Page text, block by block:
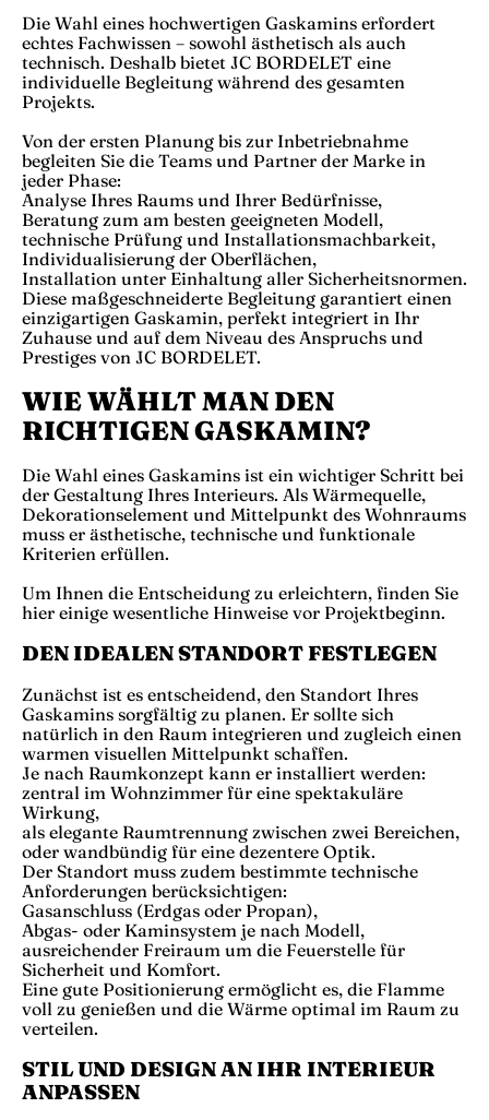
Die Wahl eines hochwertigen Gaskamins erfordert
echtes Fachwissen – sowohl ästhetisch als auch
technisch. Deshalb bietet JC BORDELET eine
individuelle Begleitung während des gesamten
Projekts.
Von der ersten Planung bis zur Inbetriebnahme
begleiten Sie die Teams und Partner der Marke in
jeder Phase:
Analyse Ihres Raums und Ihrer Bedürfnisse,
Beratung zum am besten geeigneten Modell,
technische Prüfung und Installationsmachbarkeit,
Individualisierung der Oberflächen,
Installation unter Einhaltung aller Sicherheitsnormen.
Diese maßgeschneiderte Begleitung garantiert einen
einzigartigen Gaskamin, perfekt integriert in Ihr
Zuhause und auf dem Niveau des Anspruchs und
Prestiges von JC BORDELET.
WIE WÄHLT MAN DEN
RICHTIGEN GASKAMIN?
Die Wahl eines Gaskamins ist ein wichtiger Schritt bei
der Gestaltung Ihres Interieurs. Als Wärmequelle,
Dekorationselement und Mittelpunkt des Wohnraums
muss er ästhetische, technische und funktionale
Kriterien erfüllen.
Um Ihnen die Entscheidung zu erleichtern, finden Sie
hier einige wesentliche Hinweise vor Projektbeginn.
DEN IDEALEN STANDORT FESTLEGEN
Zunächst ist es entscheidend, den Standort Ihres
Gaskamins sorgfältig zu planen. Er sollte sich
natürlich in den Raum integrieren und zugleich einen
warmen visuellen Mittelpunkt schaffen.
Je nach Raumkonzept kann er installiert werden:
zentral im Wohnzimmer für eine spektakuläre
Wirkung,
als elegante Raumtrennung zwischen zwei Bereichen,
oder wandbündig für eine dezentere Optik.
Der Standort muss zudem bestimmte technische
Anforderungen berücksichtigen:
Gasanschluss (Erdgas oder Propan),
Abgas- oder Kaminsystem je nach Modell,
ausreichender Freiraum um die Feuerstelle für
Sicherheit und Komfort.
Eine gute Positionierung ermöglicht es, die Flamme
voll zu genießen und die Wärme optimal im Raum zu
verteilen.
STIL UND DESIGN AN IHR INTERIEUR
ANPASSEN